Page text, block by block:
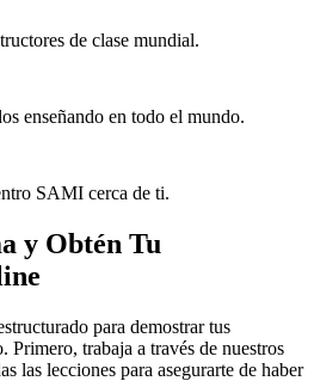
de clase mundial.
enseñando en todo el mundo.
SAMI cerca de ti.
y Obtén Tu
para demostrar tus
Primero, trabaja a través de nuestros
las lecciones para asegurarte de haber